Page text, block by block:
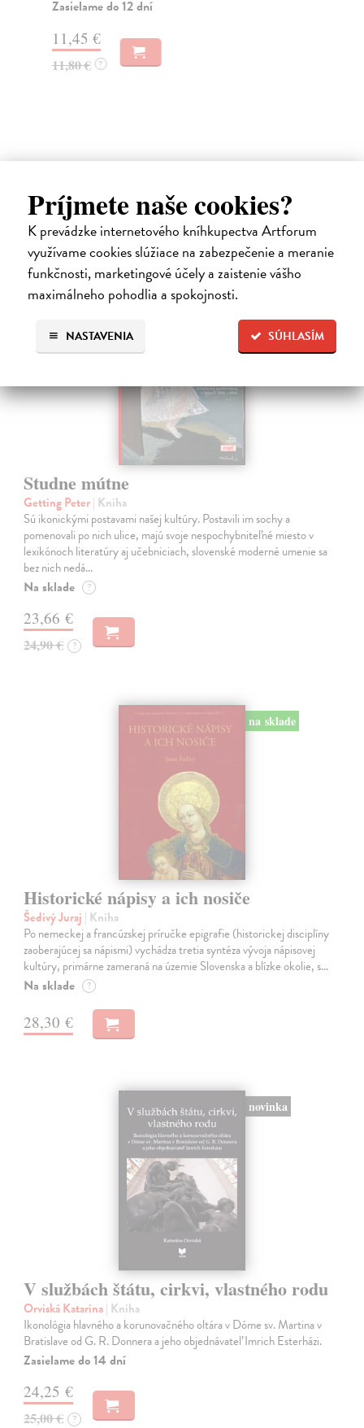
Príjmete naše cookies?
K prevádzke internetového kníhkupectva Artforum
využívame cookies slúžiace na zabezpečenie a meranie
funkčnosti, marketingové účely a zaistenie vášho
maximálneho pohodlia a spokojnosti.
SÚHLASÍM
NASTAVENIA
Zasielame do 12 dní
11,45 €
11,80 € ?
Ďalšie z kategórie slovenské a
české dejiny
Studne mútne
Getting Peter| Kniha
Sú ikonickými postavami našej kultúry. Postavili im sochy a
pomenovali po nich ulice, majú svoje nespochybniteľné miesto v
lexikónoch literatúry aj učebniciach, slovenské moderné umenie sa
bez nich nedá…
Na sklade ?
23,66 €
24,90 € ?
na sklade
Historické nápisy a ich nosiče
Šedivý Juraj | Kniha
Po nemeckej a francúzskej príručke epigrafie (historickej disciplíny
zaoberajúcej sa nápismi) vychádza tretia syntéza vývoja nápisovej
kultúry, primárne zameraná na územie Slovenska a blízke okolie, s…
Na sklade ?
28,30 €
novinka
V službách štátu, cirkvi, vlastného rodu
Orviská Katarína| Kniha
Ikonológia hlavného a korunovačného oltára v Dóme sv. Martina v
Bratislave od G. R. Donnera a jeho objednávateľ Imrich Esterházi.
Zasielame do 14 dní
24,25 €
25,00 € ?